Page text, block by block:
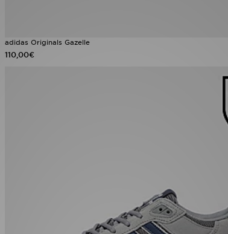
adidas Originals Gazelle
110,00€